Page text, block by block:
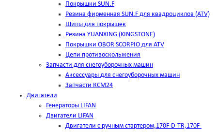
Покрышки SUN.F
Резина фирменная SUN.F для квадроциклов (АТV)
Шипы для покрышек
Резина YUANXING (KINGSTONE)
Покрышки OBOR SCORPIO для ATV
Цепи противоскольжения
Запчасти для снегоуборочных машин
Аксессуары для снегоуборочных машин
Запчасти КСМ24
Двигатели
Генераторы LIFAN
Двигатели LIFAN
Двигатели с ручным стартером,170F-D-TR,170F-